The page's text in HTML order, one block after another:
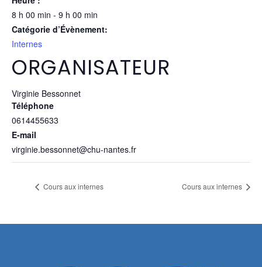
8 h 00 min - 9 h 00 min
Catégorie d’Évènement:
Internes
ORGANISATEUR
Virginie Bessonnet
Téléphone
0614455633
E-mail
virginie.bessonnet@chu-nantes.fr
Cours aux internes Cours aux internes